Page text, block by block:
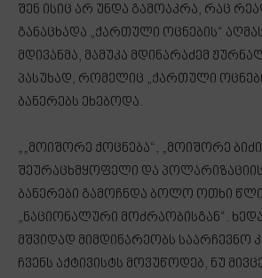
შენ ისიც არ უნდა გამოაკრა, რაც
განაცხადა „ქართული ოცნების“
მდივანმა, მამუკა მდინარაძემ
პასუხად, რომელიც „ქართული
ბანერებს ეხებოდა.
„„მოიშორე ქოცნება“, „მოიშორე
შეურაცხმყოფელი და
ბანერები გამოჩნდა ბოლო ოთხი
„ნაციონალური მოძრაობისგან“.
მშვიდად მიმდინარეობს საარჩევნო
ჩვენს აქტივისტს მოვუწოდებ, ნუ